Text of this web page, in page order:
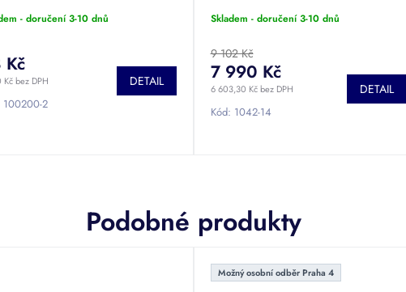
- doručení 3-10 dnů
Kč bez DPH DETAIL
100200-2
Skladem - doručení 3-10 dnů
9 102 Kč
6 603,30 Kč bez DPH
7 990 Kč
DETAIL
Kód: 1042-14
Podobné produkty
Možný osobní odběr Praha 4